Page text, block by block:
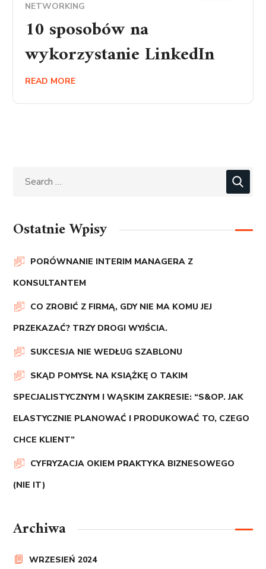
NETWORKING
10 sposobów na
wykorzystanie LinkedIn
READ MORE
Ostatnie Wpisy
PORÓWNANIE INTERIM MANAGERA Z
KONSULTANTEM
CO ZROBIĆ Z FIRMĄ, GDY NIE MA KOMU JEJ
PRZEKAZAĆ? TRZY DROGI WYJŚCIA.
SUKCESJA NIE WEDŁUG SZABLONU
SKĄD POMYSŁ NA KSIĄŻKĘ O TAKIM
SPECJALISTYCZNYM I WĄSKIM ZAKRESIE: “S&OP. JAK
ELASTYCZNIE PLANOWAĆ I PRODUKOWAĆ TO, CZEGO
CHCE KLIENT”
CYFRYZACJA OKIEM PRAKTYKA BIZNESOWEGO
(NIE IT)
Archiwa
WRZESIEŃ 2024